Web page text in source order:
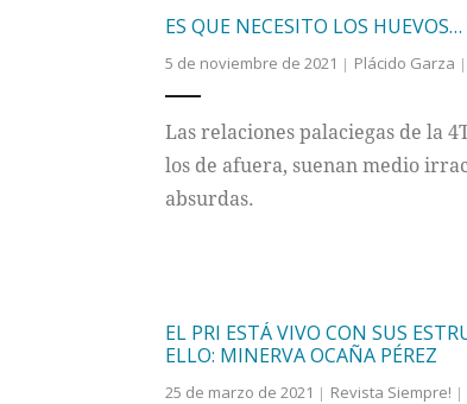
ES QUE NECESITO LOS
5 de noviembre de 2021 Plácido Garza
Las relaciones palaciegas de la
los de afuera, suenan medio
absurdas.
EL PRI ESTÁ VIVO CON SUS
ELLO: MINERVA OCAÑA PÉREZ
25 de marzo de 2021 Revista Siempre!